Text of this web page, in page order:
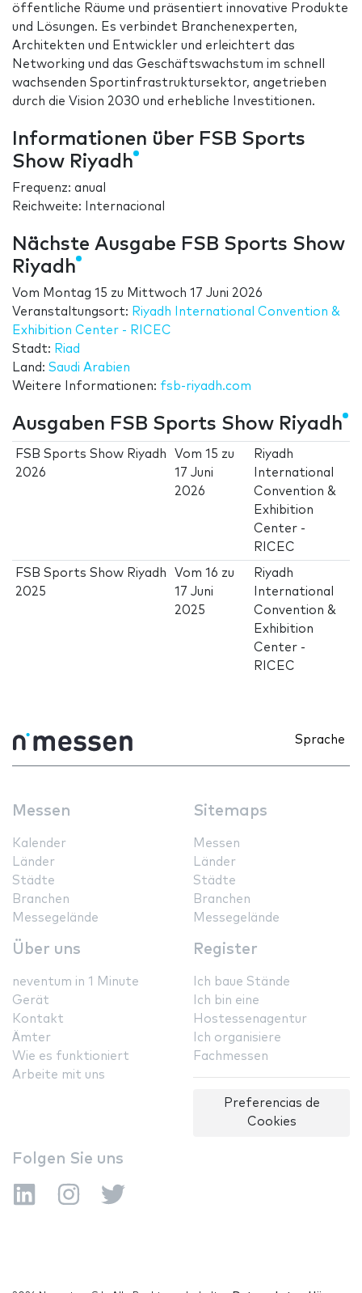
öffentliche Räume und präsentiert innovative Produkte
und Lösungen. Es verbindet Branchenexperten,
Architekten und Entwickler und erleichtert das
Networking und das Geschäftswachstum im schnell
wachsenden Sportinfrastruktursektor, angetrieben
durch die Vision 2030 und erhebliche Investitionen.
Informationen über FSB Sports
Show Riyadh
Frequenz: anual
Reichweite: Internacional
Nächste Ausgabe FSB Sports Show
Riyadh
Vom Montag 15 zu Mittwoch 17 Juni 2026
Veranstaltungsort: Riyadh International Convention &
Exhibition Center - RICEC
Stadt: Riad
Land: Saudi Arabien
Weitere Informationen: fsb-riyadh.com
Ausgaben FSB Sports Show Riyadh
FSB Sports Show Riyadh
2026
Vom15 zu
17 Juni
2026
Riyadh
International
Convention &
Exhibition
Center -
RICEC
FSB Sports Show Riyadh
2025
Vom16 zu
17 Juni
2025
Riyadh
International
Convention &
Exhibition
Center -
RICEC
Sprache
Messen
Kalender
Länder
Städte
Branchen
Messegelände
Sitemaps
Messen
Länder
Städte
Branchen
Messegelände
Über uns
neventum in 1 Minute
Gerät
Kontakt
Ämter
Wie es funktioniert
Arbeite mit uns
Register
Ich baue Stände
Ich bin eine
Hostessenagentur
Ich organisiere
Fachmessen
Preferencias de
Cookies
Folgen Sie uns